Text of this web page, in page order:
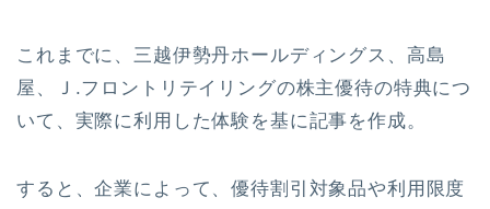
これまでに、三越伊勢丹ホールディングス、高島
屋、Ｊ.フロントリテイリングの株主優待の特典につ
いて、実際に利用した体験を基に記事を作成。
すると、企業によって、優待割引対象品や利用限度